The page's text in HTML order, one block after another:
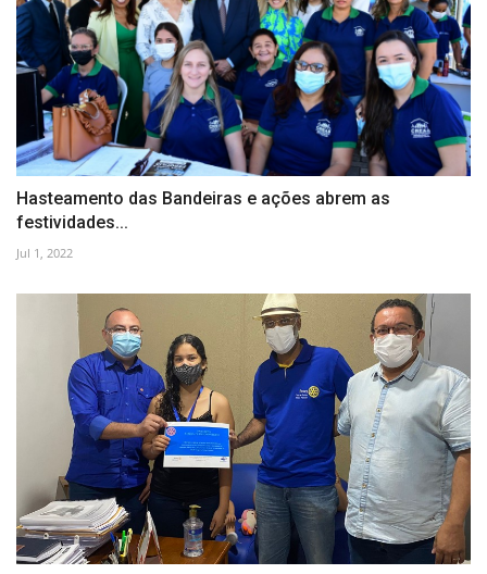
Hasteamento das Bandeiras e ações abrem as
festividades...
Jul 1, 2022